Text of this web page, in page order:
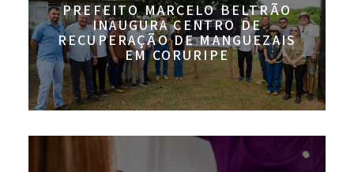
PREFEITO MARCELO BELTRÃO
INAUGURA CENTRO DE
RECUPERAÇÃO DE MANGUEZAIS
EM CORURIPE